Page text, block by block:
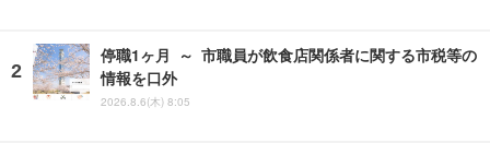
停職1ヶ月 ～ 市職員が飲食店関係者に関する市税等の
情報を口外
2026.8.6(木) 8:05